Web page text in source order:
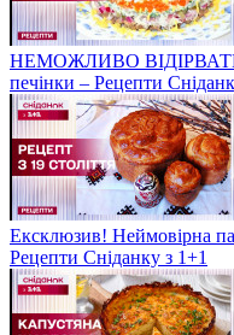
НЕМОЖЛИВО
печінки – Рецепти
Ексклюзив! Неймовірна
Рецепти Сніданку з 1+1